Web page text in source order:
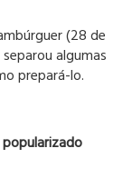
(28 de
algumas
prepará-lo.